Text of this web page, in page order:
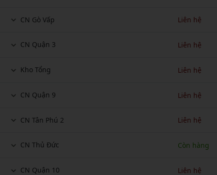
CN Gò Vấp Liên hệ
CN Quận 3 Liên hệ
Kho Tổng Liên hệ
CN Quận 9 Liên hệ
CN Tân Phú 2 Liên hệ
CN Thủ Đức Còn hàng
CN Quận 10 Liên hệ